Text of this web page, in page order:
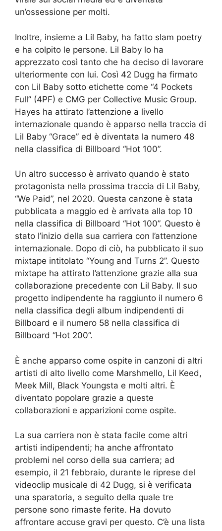
un’ossessione per molti.
Inoltre, insieme a Lil Baby, ha fatto slam poetry
e ha colpito le persone. Lil Baby lo ha
apprezzato così tanto che ha deciso di lavorare
ulteriormente con lui. Così 42 Dugg ha firmato
con Lil Baby sotto etichette come “4 Pockets
Full” (4PF) e CMG per Collective Music Group.
Hayes ha attirato l’attenzione a livello
internazionale quando è apparso nella traccia di
Lil Baby “Grace” ed è diventata la numero 48
nella classifica di Billboard “Hot 100”.
Un altro successo è arrivato quando è stato
protagonista nella prossima traccia di Lil Baby,
“We Paid”, nel 2020. Questa canzone è stata
pubblicata a maggio ed è arrivata alla top 10
nella classifica di Billboard “Hot 100”. Questo è
stato l’inizio della sua carriera con l’attenzione
internazionale. Dopo di ciò, ha pubblicato il suo
mixtape intitolato “Young and Turns 2”. Questo
mixtape ha attirato l’attenzione grazie alla sua
collaborazione precedente con Lil Baby. Il suo
progetto indipendente ha raggiunto il numero 6
nella classifica degli album indipendenti di
Billboard e il numero 58 nella classifica di
Billboard “Hot 200”.
È anche apparso come ospite in canzoni di altri
artisti di alto livello come Marshmello, Lil Keed,
Meek Mill, Black Youngsta e molti altri. È
diventato popolare grazie a queste
collaborazioni e apparizioni come ospite.
La sua carriera non è stata facile come altri
artisti indipendenti; ha anche affrontato
problemi nel corso della sua carriera; ad
esempio, il 21 febbraio, durante le riprese del
videoclip musicale di 42 Dugg, si è verificata
una sparatoria, a seguito della quale tre
persone sono rimaste ferite. Ha dovuto
affrontare accuse gravi per questo. C’è una lista